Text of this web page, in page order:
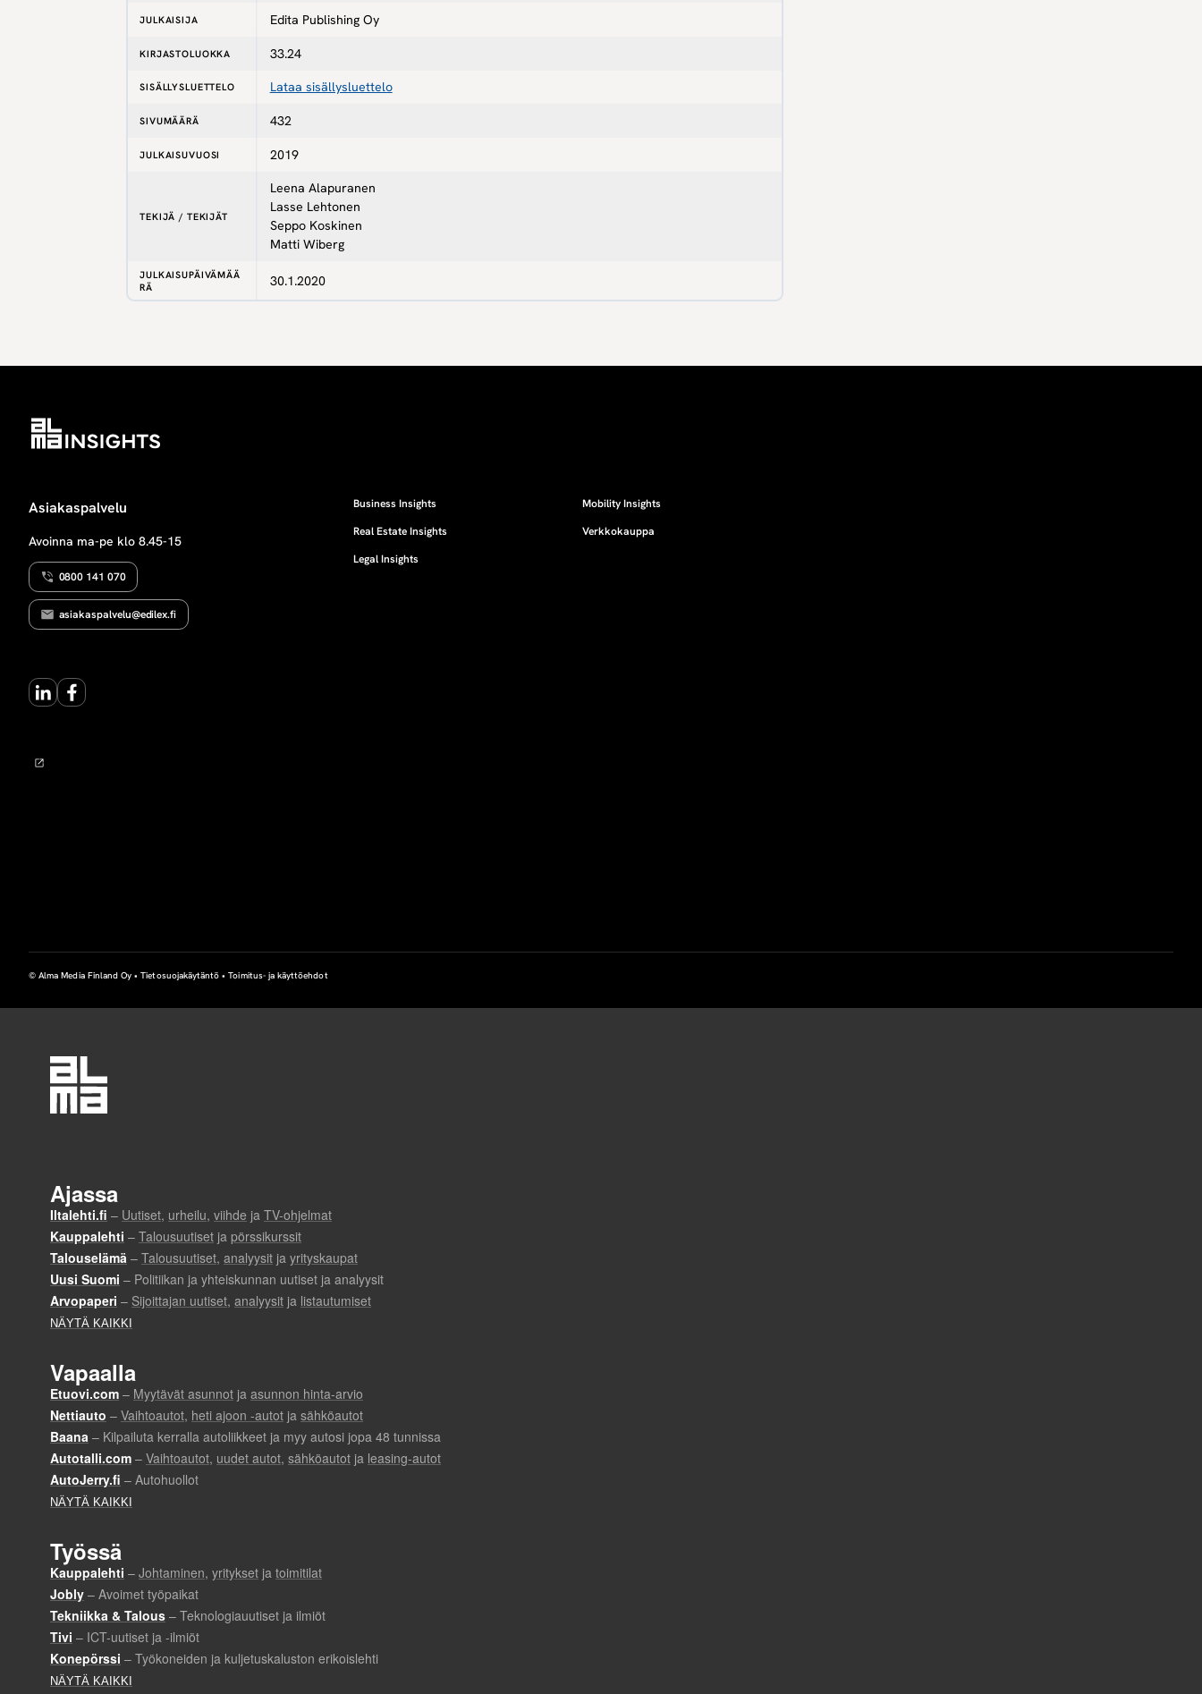
JULKAISIJA Edita Publishing Oy
KIRJASTOLUOKKA 33.24
SISÄLLYSLUETTELO Lataa sisällysluettelo
SIVUMÄÄRÄ 432
JULKAISUVUOSI 2019
TEKIJÄ / TEKIJÄT
Leena Alapuranen
Lasse Lehtonen
Seppo Koskinen
Matti Wiberg
JULKAISUPÄIVÄMÄÄ
RÄ
30.1.2020
Asiakaspalvelu
Avoinna ma-pe klo 8.45-15
0800 141 070
asiakaspalvelu@edilex.fi
Business Insights
Real Estate Insights
Legal Insights
Mobility Insights
Verkkokauppa
LinkedInFacebook
© Alma Media Finland Oy •Tietosuojakäytäntö •Toimitus- ja käyttöehdot